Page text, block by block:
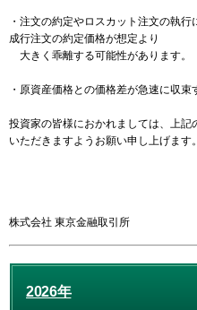
・注文の約定やロスカット注文の執行
成行注文の約定価格が想定より
大きく乖離する可能性があります。
・原資産価格との価格差が急速に収束
投資家の皆様におかれましては、上記
いただきますようお願い申し上げます。
株式会社 東京金融取引所
2026年